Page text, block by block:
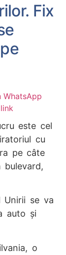
Fix
este cel
cu
pe câte
Unirii se va
auto şi
o